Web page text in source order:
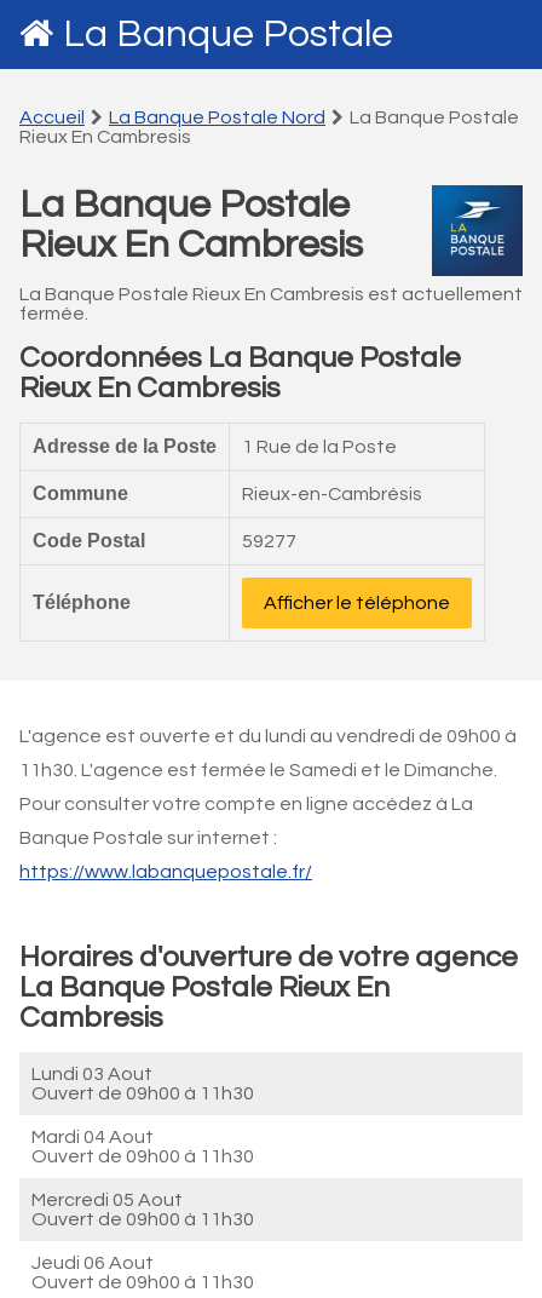
La Banque Postale
Accueil La Banque Postale Nord
La Banque Postale
Rieux En Cambresis
La Banque Postale
Rieux En Cambresis
La Banque Postale Rieux En Cambresis est actuellement
fermée.
Coordonnées La Banque Postale
Rieux En Cambresis
Adresse de la Poste 1 Rue de la Poste
Commune Rieux-en-Cambrésis
Code Postal 59277
Téléphone Afficher le téléphone
L'agence est ouverte et du lundi au vendredi de 09h00 à
11h30. L'agence est fermée le Samedi et le Dimanche.
Pour consulter votre compte en ligne accédez à La
Banque Postale sur internet :
https://www.labanquepostale.fr/
Horaires d'ouverture de votre agence
La Banque Postale Rieux En
Cambresis
Lundi 03 Aout
Ouvert de 09h00 à 11h30
Mardi 04 Aout
Ouvert de 09h00 à 11h30
Mercredi 05 Aout
Ouvert de 09h00 à 11h30
Jeudi 06 Aout
Ouvert de 09h00 à 11h30